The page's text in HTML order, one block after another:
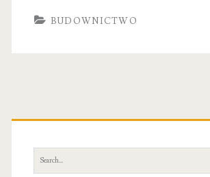
BUDOWNICTWO
Primary
Sidebar
Search
for: